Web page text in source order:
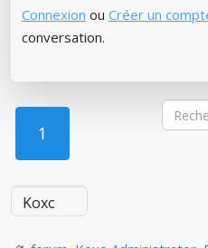
Connexion ou Créer un
conversation.
1